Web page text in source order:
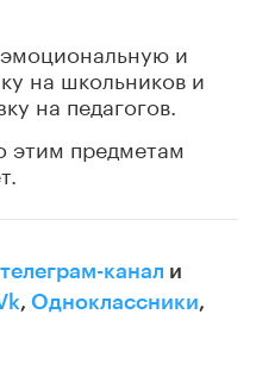
эмоциональную и
на школьников и
на педагогов.
этим предметам
телеграм-канал и
, Одноклассники,